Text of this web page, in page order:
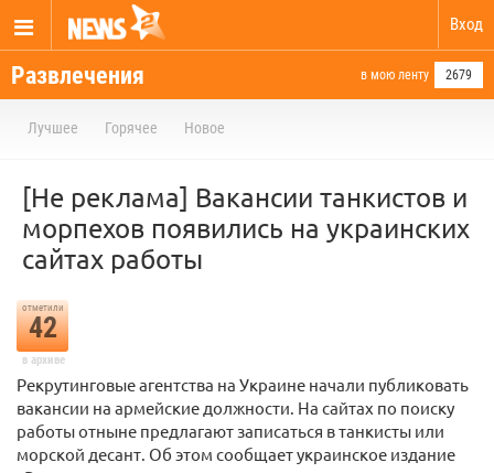
Вход
Развлечения в мою ленту 2679
Лучшее Горячее Новое
[Не реклама] Вакансии танкистов и
морпехов появились на украинских
сайтах работы
отметили
42
в архиве
Рекрутинговые агентства на Украине начали публиковать
вакансии на армейские должности. На сайтах по поиску
работы отныне предлагают записаться в танкисты или
морской десант. Об этом сообщает украинское издание